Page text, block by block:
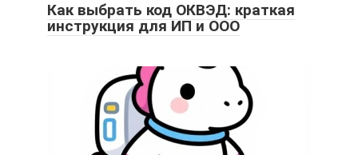
Как выбрать код ОКВЭД: краткая
инструкция для ИП и ООО